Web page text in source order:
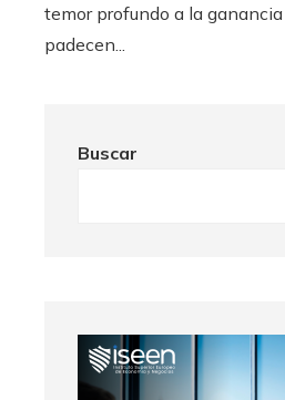
temor profundo a la
padecen...
Buscar